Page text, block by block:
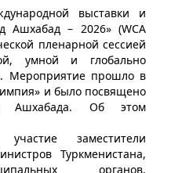
выставки и
Ашхабад – 2026» (WCA
пленарной сессией
умной и глобально
Мероприятие прошло в
и было посвящено
Ашхабада. Об этом
заместители
Туркменистана,
органов,